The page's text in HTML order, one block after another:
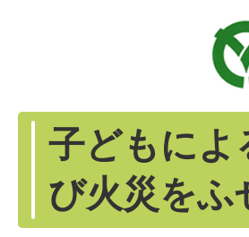
子どもによ
び火災を